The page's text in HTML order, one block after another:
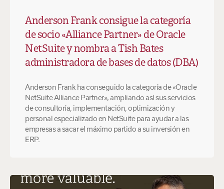
Anderson Frank consigue la categoría
de socio «Alliance Partner» de Oracle
NetSuite y nombra a Tish Bates
administradora de bases de datos (DBA)
Anderson Frank ha conseguido la categoría de «Oracle
NetSuite Alliance Partner», ampliando así sus servicios
de consultoría, implementación, optimización y
personal especializado en NetSuite para ayudar a las
empresas a sacar el máximo partido a su inversión en
ERP.